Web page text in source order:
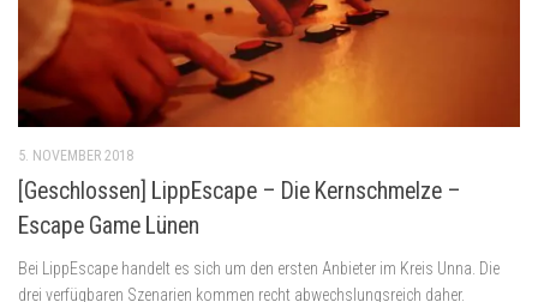
5. NOVEMBER 2018
[Geschlossen] LippEscape – Die Kernschmelze –
Escape Game Lünen
Bei LippEscape handelt es sich um den ersten Anbieter im Kreis Unna. Die
drei verfügbaren Szenarien kommen recht abwechslungsreich daher.